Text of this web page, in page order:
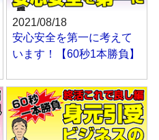
2021/08/18
安心安全を第一に考えて
います！【60秒1本勝負】